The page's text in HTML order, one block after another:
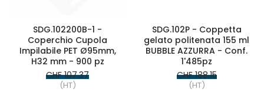
SDG.102200B-1 -
Coperchio Cupola
Impilabile PET Ø95mm,
H32 mm - 900 pz
CHF 107.37
(HT)
SDG.102P - Coppetta
gelato politenata 155 ml
BUBBLE AZZURRA - Conf.
1'485pz
CHF 188.15
(HT)